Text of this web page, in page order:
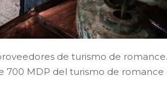
de turismo de romance.
700 MDP del turismo de